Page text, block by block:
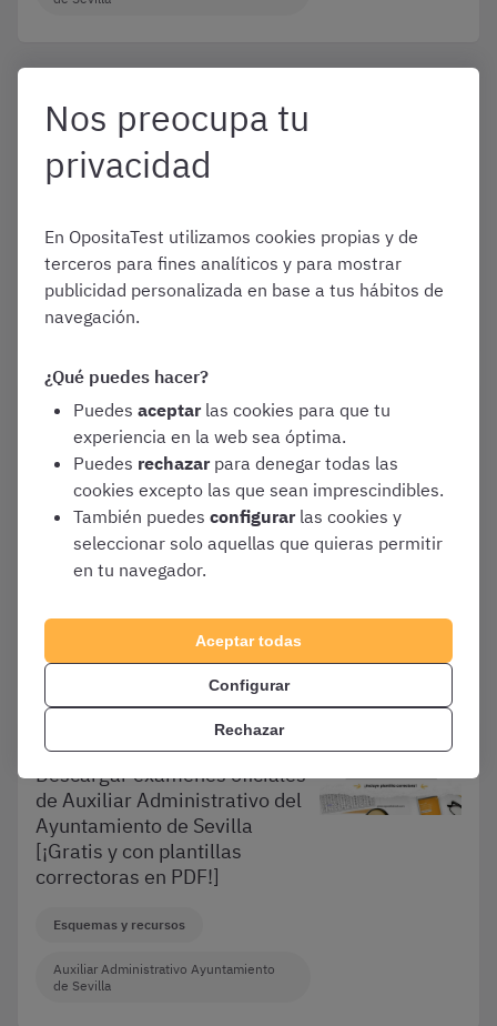
¿Cómo es el examen de
Auxiliar Administrativo del
Ayuntamiento de Sevilla en
Convocatorias y Guías de Oposiciones
Auxiliar Administrativo Ayuntamiento
de Sevilla
Enero 1, 2026
¿Cuál es la mejor academia
de Auxiliar Administrativo del
Ayuntamiento de Sevilla
2026? Las claves que
necesitas
Auxiliar Administrativo Ayuntamiento
Diciembre 2, 2025
Descargar exámenes oficiales
de Auxiliar Administrativo del
Ayuntamiento de Sevilla
[¡Gratis y con plantillas
correctoras en PDF!]
Esquemas y recursos
Auxiliar Administrativo Ayuntamiento
de Sevilla
Nos preocupa tu
privacidad
En OpositaTest utilizamos cookies propias y de
terceros para fines analíticos y para mostrar
publicidad personalizada en base a tus hábitos de
navegación.
¿Qué puedes hacer?
Puedes aceptar las cookies para que tu
experiencia en la web sea óptima.
Puedes rechazar para denegar todas las
cookies excepto las que sean imprescindibles.
También puedes configurar las cookies y
seleccionar solo aquellas que quieras permitir
en tu navegador.
Aceptar todas
Configurar
Rechazar